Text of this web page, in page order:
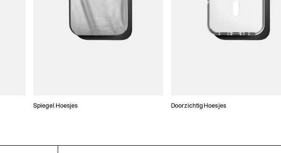
Spiegel Hoesjes Doorzichtig Hoesjes